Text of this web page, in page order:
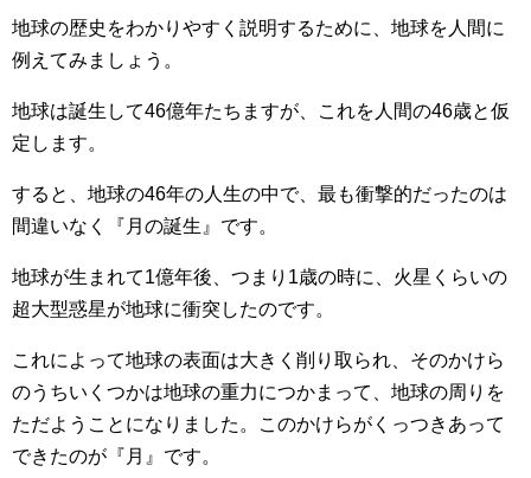
地球の歴史をわかりやすく説明するために、地球を人間に
例えてみましょう。
地球は誕生して46億年たちますが、これを人間の46歳と仮
定します。
すると、地球の46年の人生の中で、最も衝撃的だったのは
間違いなく『月の誕生』です。
地球が生まれて1億年後、つまり1歳の時に、火星くらいの
超大型惑星が地球に衝突したのです。
これによって地球の表面は大きく削り取られ、そのかけら
のうちいくつかは地球の重力につかまって、地球の周りを
ただようことになりました。このかけらがくっつきあって
できたのが『月』です。